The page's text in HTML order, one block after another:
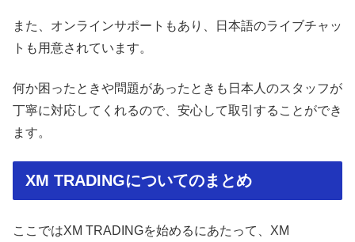
また、オンラインサポートもあり、日本語のライブチャッ
トも用意されています。
何か困ったときや問題があったときも日本人のスタッフが
丁寧に対応してくれるので、安心して取引することができ
ます。
XM TRADINGについてのまとめ
ここではXM TRADINGを始めるにあたって、XM